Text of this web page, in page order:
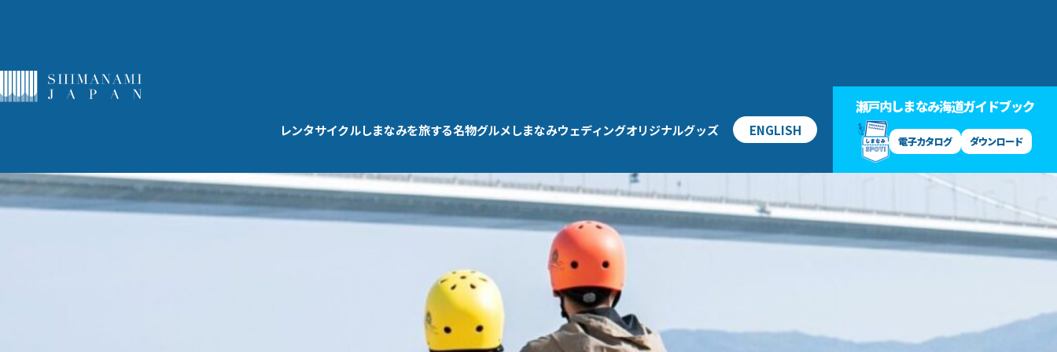
レンタサイクルしまなみを旅する名物グルメしまなみウェディングオリジナルグッズ ENGLISH
瀬戸内しまなみ海道ガイドブック
電子カタログ ダウンロード